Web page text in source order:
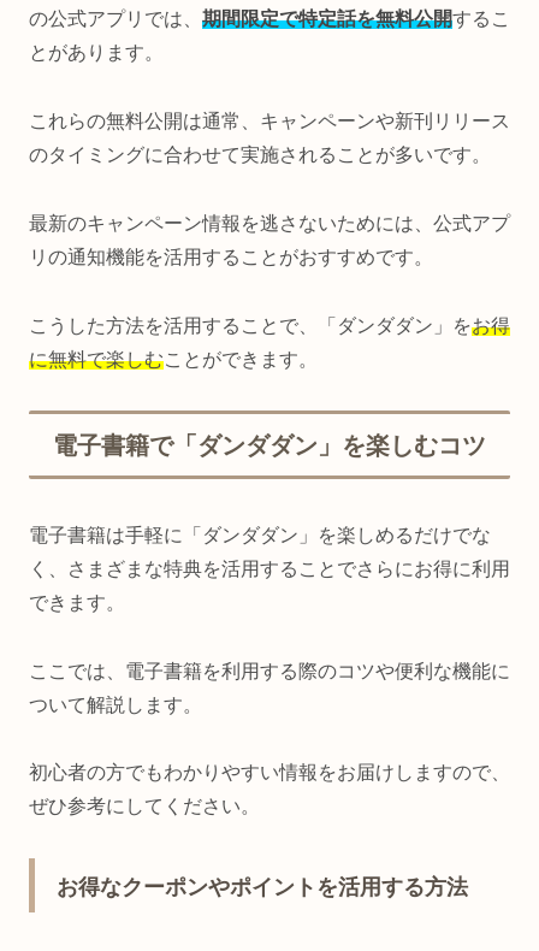
の公式アプリでは、 期間限定で特定話を無料公開するこ
とがあります。
これらの無料公開は通常、キャンペーンや新刊リリース
のタイミングに合わせて実施されることが多いです。
最新のキャンペーン情報を逃さないためには、公式アプ
リの通知機能を活用することがおすすめです。
こうした方法を活用することで、「ダンダダン」をお得
に無料で楽しむことができます。
電子書籍で「ダンダダン」を楽しむコツ
電子書籍は手軽に「ダンダダン」を楽しめるだけでな
く、さまざまな特典を活用することでさらにお得に利用
できます。
ここでは、電子書籍を利用する際のコツや便利な機能に
ついて解説します。
初心者の方でもわかりやすい情報をお届けしますので、
ぜひ参考にしてください。
お得なクーポンやポイントを活用する方法